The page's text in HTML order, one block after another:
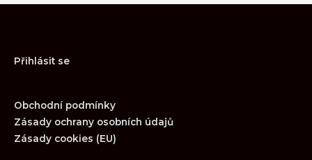
Přihlásit se
Obchodní podmínky
Zásady ochrany osobních údajů
Zásady cookies (EU)